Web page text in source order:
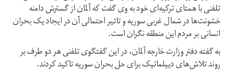
تلفنی با همتای ترکیه‌ای خود به وی گفت که آلمان از گسترش دامنه
خشونت‌ها در شمال غربی سوریه و تاثیر احتمالی آن در ایجاد یک بحران
انسانی بر مردم این منطقه نگران است.
به گفته دفتر وزارت خارجه آلمان، در این گفتگوی تلفنی هر دو طرف بر
روند تلاش‌های دیپلماتیک برای حل بحران سوریه تاکید کردند.